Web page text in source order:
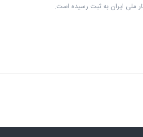
ملی ایران به ثبت رسیده است.